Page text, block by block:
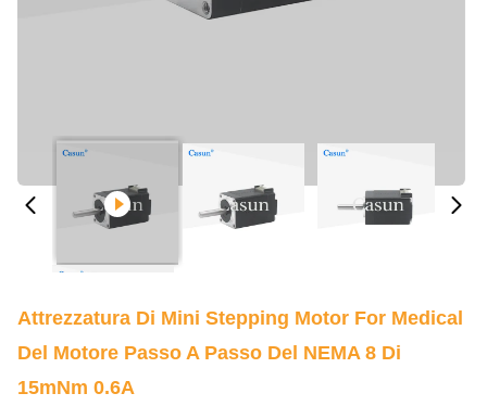
Attrezzatura Di Mini Stepping Motor For Medical
Del Motore Passo A Passo Del NEMA 8 Di
15mNm 0.6A